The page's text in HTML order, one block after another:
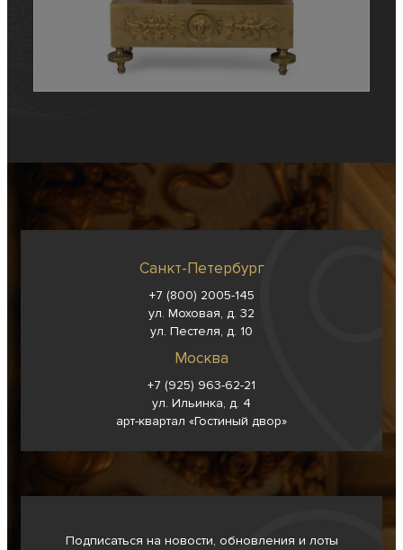
Санкт-Петербург
+7 (800) 2005-145
ул. Моховая, д. 32
ул. Пестеля, д. 10
Москва
+7 (925) 963-62-21
ул. Ильинка, д. 4
арт-квартал «Гостиный двор»
Подписаться на новости, обновления и лоты